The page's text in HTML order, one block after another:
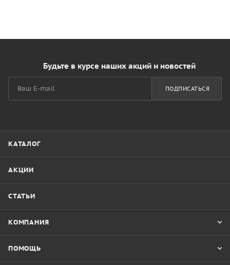
Будьте в курсе наших акций и новостей
ПОДПИСАТЬСЯ
КАТАЛОГ
АКЦИИ
СТАТЬИ
КОМПАНИЯ
ПОМОЩЬ